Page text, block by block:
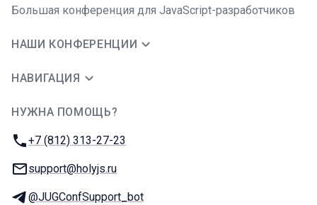
Большая конференция для JavaScript-разработчиков
НАШИ КОНФЕРЕНЦИИ
НАВИГАЦИЯ
НУЖНА ПОМОЩЬ?
Телефон:
+7 (812) 313-27-23
E-mail:
support@holyjs.ru
Телеграм:
@JUGConfSupport_bot